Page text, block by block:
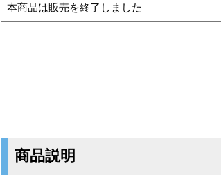
本商品は販売を終了しました
商品説明